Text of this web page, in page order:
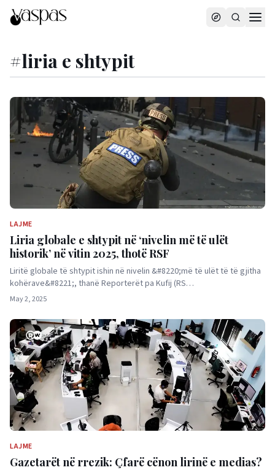
#liria e shtypit
LAJME
Liria globale e shtypit në ‘nivelin më të ulët
historik’ në vitin 2025, thotë RSF
Liritë globale të shtypit ishin në nivelin &#8220;më të ulët të të gjitha
kohërave&#8221;, thanë Reporterët pa Kufij (RS…
May 2, 2025
LAJME
Gazetarët në rrezik: Çfarë cënon lirinë e medias?